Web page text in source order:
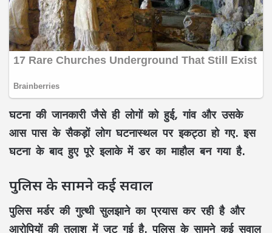
घटना की जानकारी जैसे ही लोगों को हुई, गांव और उसके
आस पास के सैकड़ों लोग घटनास्थल पर इकट्ठा हो गए. इस
घटना के बाद हुए पूरे इलाके में डर का माहौल बन गया है.
पुलिस के सामने कई सवाल
पुलिस मर्डर की गुत्थी सुलझाने का प्रयास कर रही है और